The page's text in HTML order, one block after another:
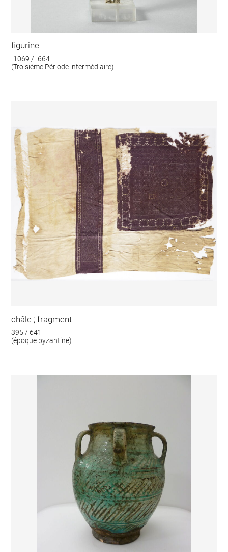
figurine
-1069 / -664
(Troisième Période intermédiaire)
châle ; fragment
395 / 641
(époque byzantine)